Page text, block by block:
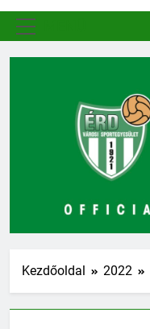
Kezdőoldal 2022